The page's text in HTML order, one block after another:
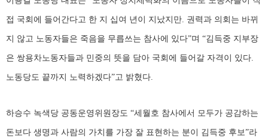
접 국회에 들어간다고 한 지 십여 년이 지났지만. 권력과 의회는 바뀌
지 않고 노동자들은 죽음을 무릅쓰는 참사에 있다”며 “김득중 지부장
은 쌍용차노동자들과 민중의 뜻을 담아 국회에 들어갈 자격이 있다.
노동당도 끝까지 노력하겠다”고 밝혔다.
하승수 녹색당 공동운영위원장도 “세월호 참사에서 모두가 공감하는
돈보다 생명과 사람의 가치를 가장 잘 표현하는 분이 김득중 후보”라